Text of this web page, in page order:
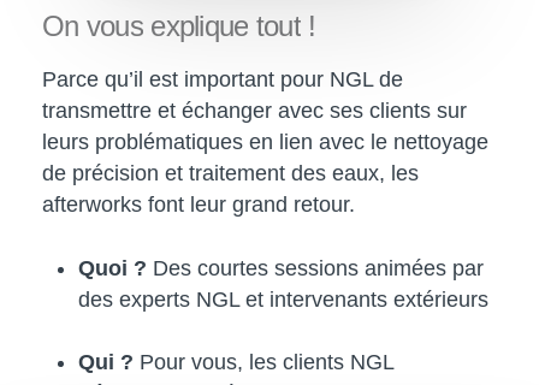
On vous explique tout !
Parce qu’il est important pour NGL de
transmettre et échanger avec ses clients sur
leurs problématiques en lien avec le nettoyage
de précision et traitement des eaux, les
afterworks font leur grand retour.
Quoi ? Des courtes sessions animées par
des experts NGL et intervenants extérieurs
Qui ? Pour vous, les clients NGL